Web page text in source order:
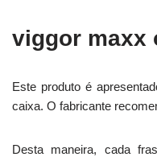
viggor maxx
Este produto é
caixa. O fabricante
Desta maneira, cada